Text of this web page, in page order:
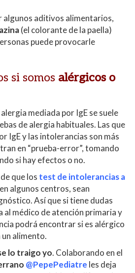
algunos aditivos alimentarios,
(el colorante de la paella)
puede provocarle
si somos alérgicos o
mediada por IgE se suele
de alergia habituales. Las que
IgE y las intolerancias son más
en “prueba-error”, tomando
si hay efectos o no.
de que los test de intolerancias a
algunos centros, sean
Así que si tiene dudas
al médico de atención primaria y
podrá encontrar si es alérgico
alimento.
lo traigo yo. Colaborando en el
@PepePediatre les deja